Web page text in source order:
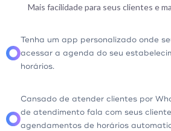
Mais facilidade para seus clientes e
Tenha um app personalizado onde
acessar a agenda do seu
horários.
Cansado de atender clientes por
de atendimento fala com seus
agendamentos de horários